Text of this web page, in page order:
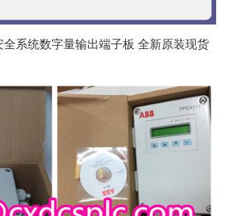
全系统数字量输出端子板 全新原装现货